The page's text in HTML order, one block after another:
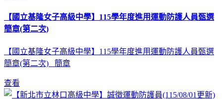
【國立基隆女子高級中學】115學年度進用運動防護人員甄選
簡章(第二次)
【國立基隆女子高級中學】115學年度進用運動防護人員甄選
簡章(第二次) 簡章
查看